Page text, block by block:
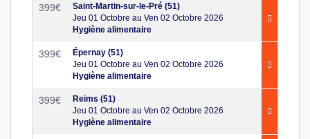
399€
Saint-Martin-sur-le-Pré (51)
Jeu 01 Octobre au Ven 02 Octobre 2026
Hygiène alimentaire
399€
Épernay (51)
Jeu 01 Octobre au Ven 02 Octobre 2026
Hygiène alimentaire
399€
Reims (51)
Jeu 01 Octobre au Ven 02 Octobre 2026
Hygiène alimentaire